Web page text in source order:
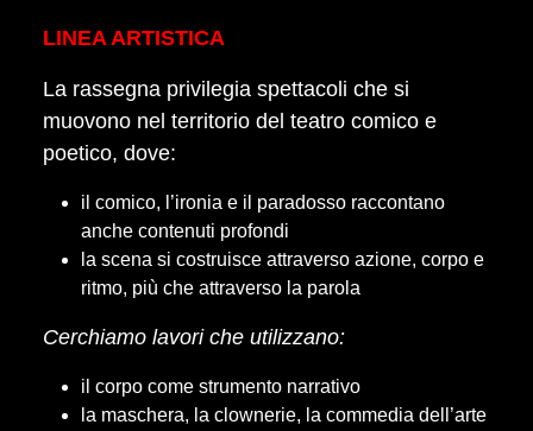
LINEA ARTISTICA
La rassegna privilegia spettacoli che si
muovono nel territorio del teatro comico e
poetico, dove:
il comico, l’ironia e il paradosso raccontano
anche contenuti profondi
la scena si costruisce attraverso azione, corpo e
ritmo, più che attraverso la parola
Cerchiamo lavori che utilizzano:
il corpo come strumento narrativo
la maschera, la clownerie, la commedia dell’arte